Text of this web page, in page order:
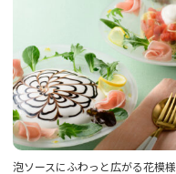
泡ソースにふわっと広がる花模様